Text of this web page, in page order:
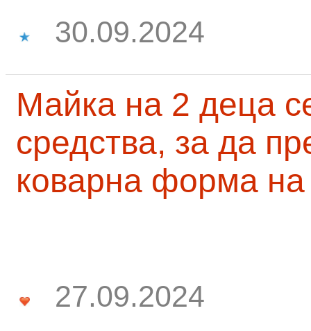
30.09.2024
Майка на 2 деца
средства, за да
коварна форма на
27.09.2024